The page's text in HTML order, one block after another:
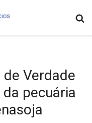
de Verdade
pecuária